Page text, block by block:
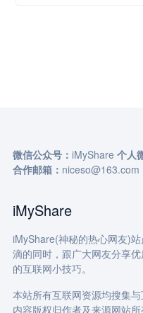
微信公众号： iMyShare 个人
合作邮箱： niceso@163.com
iMyShare
iMyShare(神秘的热心网友)
滴的同时，跟广大网友分享
的互联网小技巧。
本站所有互联网资源均搜集
内容版权归作者及来源网站